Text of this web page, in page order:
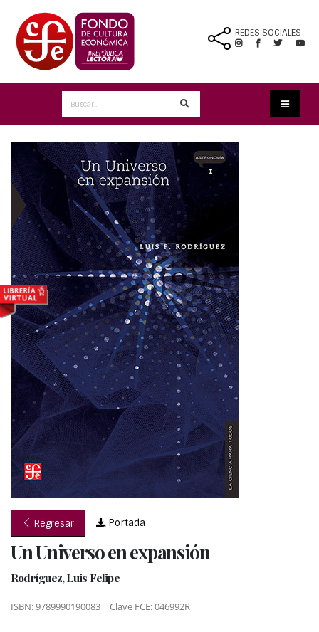
REDES SOCIALES
Regresar Portada
Un Universo en expansión
Rodríguez, Luis Felipe
ISBN: 9789990190083 | Clave FCE: 046992R